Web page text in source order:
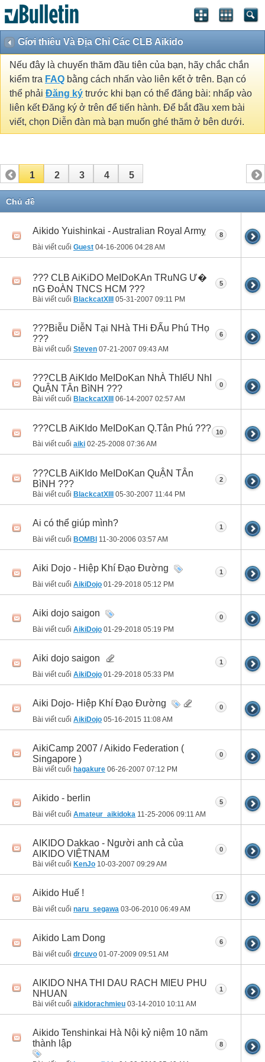
Gíơi thiêu Và Địa Chỉ Các CLB Aikido
Nếu đây là chuyến thăm đầu tiên của bạn, hãy chắc chắn
kiểm tra FAQ bằng cách nhấn vào liên kết ở trên. Bạn có
thể phải Đăng ký trước khi bạn có thể đăng bài: nhấp vào
liên kết Đăng ký ở trên để tiến hành. Để bắt đầu xem bài
viết, chọn Diễn đàn mà bạn muốn ghé thăm ở bên dưới.
1 2 3 4 5
Chủ đề
Aikido Yuishinkai - Australian Royal Armỵ
Bài viết cuối Guest 04-16-2006 04:28 AM
8
??? CLB AiKiDO MeIDoKAn TRuNG Ư�
nG ĐoÀN TNCS HCM ???
Bài viết cuối BlackcatXIII 05-31-2007 09:11 PM
5
???Biễu DiễN Tại NHà THi ĐẤu Phú THọ
???
Bài viết cuối Steven 07-21-2007 09:43 AM
6
???CLB AiKIdo MeIDoKan NhÀ ThIếU NhI
QuẬN TÂn BìNH ???
Bài viết cuối BlackcatXIII 06-14-2007 02:57 AM
0
???CLB AiKIdo MeIDoKan Q.Tân Phú ???
Bài viết cuối aiki 02-25-2008 07:36 AM
10
???CLB AiKIdo MeIDoKan QuẬN TÂn
BìNH ???
Bài viết cuối BlackcatXIII 05-30-2007 11:44 PM
2
Ai có thể giúp mình?
Bài viết cuối BOMBI 11-30-2006 03:57 AM
1
Aiki Dojo - Hiệp Khí Đạo Đường
Bài viết cuối AikiDojo 01-29-2018 05:12 PM
1
Aiki dojo saigon
Bài viết cuối AikiDojo 01-29-2018 05:19 PM
0
Aiki dojo saigon
Bài viết cuối AikiDojo 01-29-2018 05:33 PM
1
Aiki Dojo- Hiệp Khí Đạo Đường
Bài viết cuối AikiDojo 05-16-2015 11:08 AM
0
AikiCamp 2007 / Aikido Federation (
Singapore )
Bài viết cuối hagakure 06-26-2007 07:12 PM
0
Aikido - berlin
Bài viết cuối Amateur_aikidoka 11-25-2006 09:11 AM
5
AIKIDO Dakkao - Người anh cả của
AIKIDO VIỆTNAM
Bài viết cuối KenJo 10-03-2007 09:29 AM
0
Aikido Huế !
Bài viết cuối naru_segawa 03-06-2010 06:49 AM
17
Aikido Lam Dong
Bài viết cuối drcuvo 01-07-2009 09:51 AM
6
AIKIDO NHA THI DAU RACH MIEU PHU
NHUAN
Bài viết cuối aikidorachmieu 03-14-2010 10:11 AM
1
Aikido Tenshinkai Hà Nội kỷ niệm 10 năm
thành lập
8